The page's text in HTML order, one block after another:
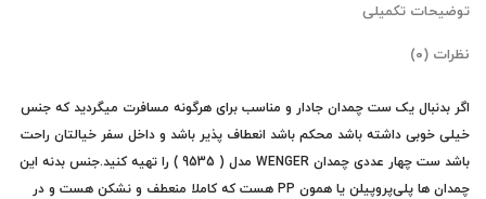
توضیحات تکمیلی
نظرات (۰)
اگر بدنبال یک ست چمدان جادار و مناسب برای هرگونه مسافرت میگردید که جنس
خیلی خوبی داشته باشد محکم باشد انعطاف پذیر باشد و داخل سفر خیالتان راحت
باشد ست چهار عددی چمدان WENGER مدل ( 9535 ) را تهیه کنید.جنس بدنه این
چمدان ها پلی‌پروپیلن یا همون PP هست که کاملا منعطف و نشکن هست و در